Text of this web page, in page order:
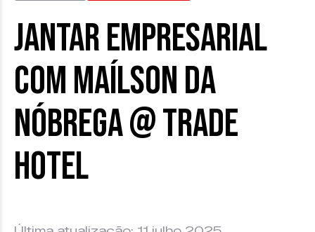
Jantar Empresarial
com Maílson da
Nóbrega @ Trade
Hotel